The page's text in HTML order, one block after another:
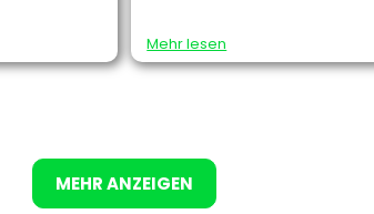
Mehr lesen
MEHR ANZEIGEN